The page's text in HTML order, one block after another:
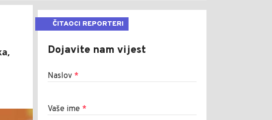
ČITAOCI REPORTERI
Dojavite nam vijest
Naslov *
Vaše ime *